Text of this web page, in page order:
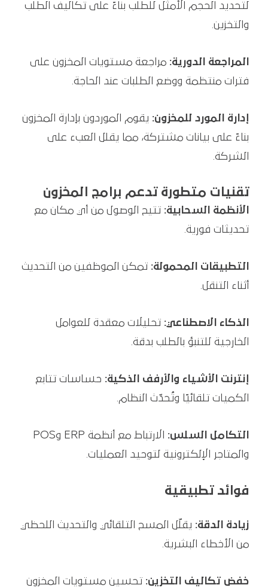
لتحديد الحجم الأمثل للطلب بناءً على تكاليف الطلب
والتخزين.
المراجعة الدورية: مراجعة مستويات المخزون على
فترات منتظمة ووضع الطلبات عند الحاجة.
إدارة المورد للمخزون: يقوم الموردون بإدارة المخزون
بناءً على بيانات مشتركة، مما يقلل العبء على
الشركة.
تقنيات متطورة تدعم برامج المخزون
الأنظمة السحابية: تتيح الوصول من أي مكان مع
تحديثات فورية.
التطبيقات المحمولة: تمكن الموظفين من التحديث
أثناء التنقل.
الذكاء الاصطناعي: تحليلات معقدة للعوامل
الخارجية للتنبؤ بالطلب بدقة.
إنترنت الأشياء والأرفف الذكية: حساسات تتابع
الكميات تلقائيًا وتُحدّث النظام.
التكامل السلس:
الارتباط مع أنظمة ERP وPOS
والمتاجر الإلكترونية لتوحيد العمليات.
فوائد تطبيقية
زيادة الدقة: يقلّل المسح التلقائي والتحديث اللحظي
من الأخطاء البشرية.
خفض تكاليف التخزين: تحسين مستويات المخزون